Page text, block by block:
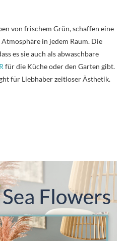
von frischem Grün, schaffen eine
in jedem Raum. Die
es sie auch als abwaschbare
für die Küche oder den Garten gibt.
für Liebhaber zeitloser Ästhetik.